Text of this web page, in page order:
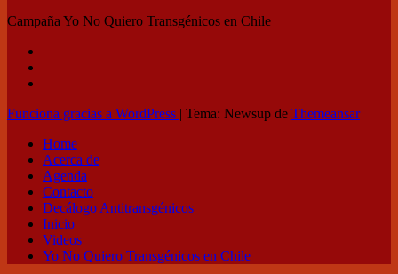
Campaña Yo No Quiero Transgénicos en Chile
Funciona gracias a WordPress | Tema: Newsup de Themeansar
Home
Acerca de
Agenda
Contacto
Decálogo Antitransgénicos
Inicio
Videos
Yo No Quiero Transgénicos en Chile